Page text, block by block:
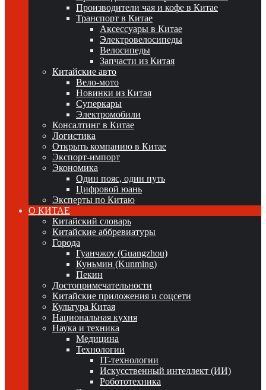
Производители чая и кофе в Китае
Транспорт в Китае
Аксессуары в Китае
Электровелосипеды
Велосипеды
Запчасти из Китая
Китайские авто
Вело-мото
Новинки из Китая
Суперкары
Электромобили
Консалтинг в Китае
Логистика
Открыть компанию в Китае
Экспорт-импорт
Экономика
Один пояс, один путь
Цифровой юань
Эксперты по Китаю
О КИТАЕ
Китайский словарь
Китайские аббревиатуры
Города
Гуанчжоу (Guangzhou)
Куньмин (Kunming)
Пекин
Достопримечательности
Китайские приложения и соцсети
Культура Китая
Национальная кухня
Наука и техника
Медицина
Технологии
IT-технологии
Искусственный интеллект (ИИ)
Робототехника